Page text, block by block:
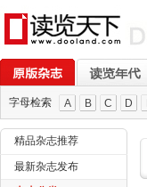
字母检索 A B C D
精品杂志推荐
最新杂志发布